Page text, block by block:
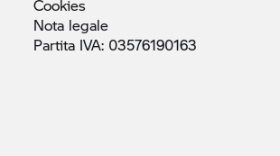
Cookies
Nota legale
Partita IVA: 03576190163